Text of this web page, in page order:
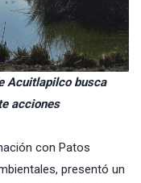
Acuitlapilco busca
acciones
con Patos
presentó un